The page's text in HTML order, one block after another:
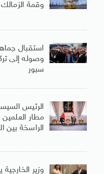
وقمة الزمالك
استقبال
وصوله إلى
سبور
الرئيس
مطار العلمين
الراسخة بين
وزير